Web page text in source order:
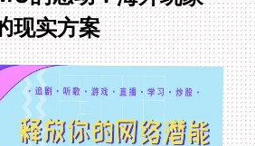
现实方案